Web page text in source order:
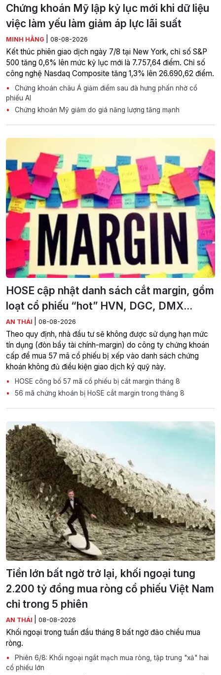
Chứng khoán Mỹ lập kỷ lục mới khi dữ liệu
việc làm yếu làm giảm áp lực lãi suất
MINH HẰNG 08-08-2026
Kết thúc phiên giao dịch ngày 7/8 tại New York, chỉ số S&P
500 tăng 0,6% lên mức kỷ lục mới là 7.757,64 điểm. Chỉ số
công nghệ Nasdaq Composite tăng 1,3% lên 26.690,62 điểm.
Chứng khoán châu Á giảm điểm sau đà hưng phấn nhờ cổ
phiếu AI
Chứng khoán Mỹ giảm do giá năng lượng tăng mạnh
HOSE cập nhật danh sách cắt margin, gồm
loạt cổ phiếu “hot” HVN, DGC, DMX...
AN THÁI 08-08-2026
Theo quy định, nhà đầu tư sẽ không được sử dụng hạn mức
tín dụng (đòn bẩy tài chính-margin) do công ty chứng khoán
cấp để mua 57 mã cổ phiếu bị xếp vào danh sách chứng
khoán không đủ điều kiện giao dịch ký quỹ này.
HOSE công bố 57 mã cổ phiếu bị cắt margin tháng 8
56 mã chứng khoán bị HoSE cắt margin trong tháng 8
Tiền lớn bất ngờ trở lại, khối ngoại tung
2.200 tỷ đồng mua ròng cổ phiếu Việt Nam
chỉ trong 5 phiên
AN THÁI 08-08-2026
Khối ngoại trong tuần đầu tháng 8 bất ngờ đảo chiều mua
ròng.
Phiên 6/8: Khối ngoại ngắt mạch mua ròng, tập trung "xả" hai
cổ phiếu lớn